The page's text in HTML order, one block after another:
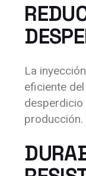
La
eficiente
producción.